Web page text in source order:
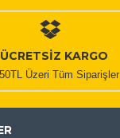
ÜCRETSİZ KARGO
Üzeri Tüm Siparişler